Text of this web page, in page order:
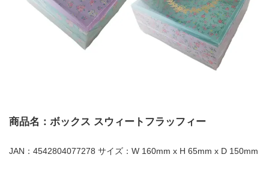
商品名：ボックス スウィートフラッフィー
JAN：4542804077278 サイズ：W 160mm x H 65mm x D 150mm